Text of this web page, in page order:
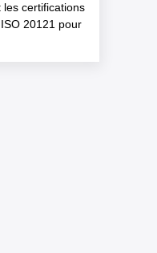
les certifications
20121 pour